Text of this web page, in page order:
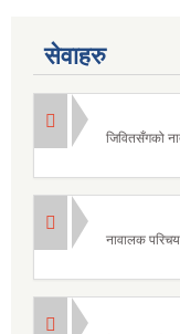
सेवाहरु
जिवितसँगको
नावालक